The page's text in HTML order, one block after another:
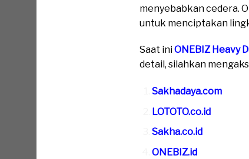
menyebabkan cedera.
untuk menciptakan
Saat iniONEBIZ Heavy
detail, silahkan
Sakhadaya.com
LOTOTO.co.id
Sakha.co.id
ONEBIZ.id